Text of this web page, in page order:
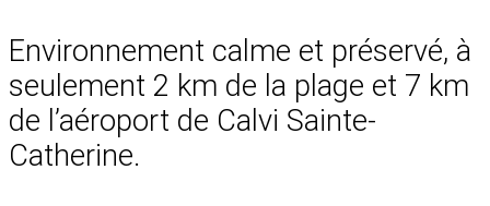
Environnement calme et préservé, à
seulement 2 km de la plage et 7 km
de l’aéroport de Calvi Sainte-
Catherine.